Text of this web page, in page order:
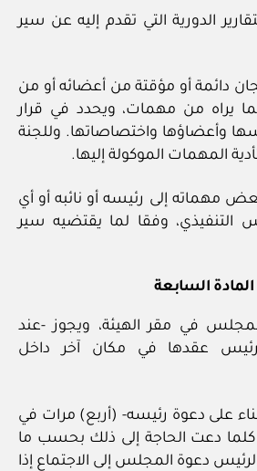
الدورية التي تقدم إليه عن سير
دائمة أو مؤقتة من أعضائه أو من
يراه من مهمات، ويحدد في قرار
وأعضاؤها واختصاصاتها. وللجنة
المهمات الموكولة إليها.
إلى رئيسه أو نائبه أو أي
التنفيذي، وفقا لما يقتضيه سير
المادة السابعة
في مقر الهيئة، ويجوز -عند
عقدها في مكان آخر داخل
على دعوة رئيسه- (أربع) مرات في
كلما دعت الحاجة إلى ذلك بحسب ما
دعوة المجلس إلى الاجتماع إذا